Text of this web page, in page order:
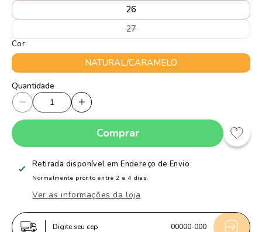
26
27Variante
esgotada
indisponível
Cor
NATURAL/CARAMELO
Quantidade
Quantidade
Diminuir
a
de
SANDALIA
KIDY
FLEX
NATURAL/CARAMELO
Aumentar
a
quantidade
de
SANDALIA
KIDY
FLEX
NATURAL/CARAMELO
Comprar
Retirada disponível emEndereço de Envio
Normalmente pronto entre 2 e 4 dias
Ver as informações da loja
Digite seu cep 00000-000